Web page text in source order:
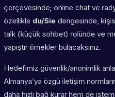
çerçevesinde; online chat ve
özellikle du/Sie dengesinde,
talk (küçük sohbet) rolünde ve
yapıştır örnekler bulacaksınız.
Hedefimiz güvenlik/anonimlik
Almanya’ya özgü iletişim
daha hızlı bağ kurar hem de